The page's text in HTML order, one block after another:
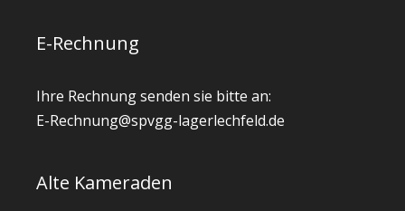
E-Rechnung
Ihre Rechnung senden sie bitte an:
E-Rechnung@spvgg-lagerlechfeld.de
Alte Kameraden